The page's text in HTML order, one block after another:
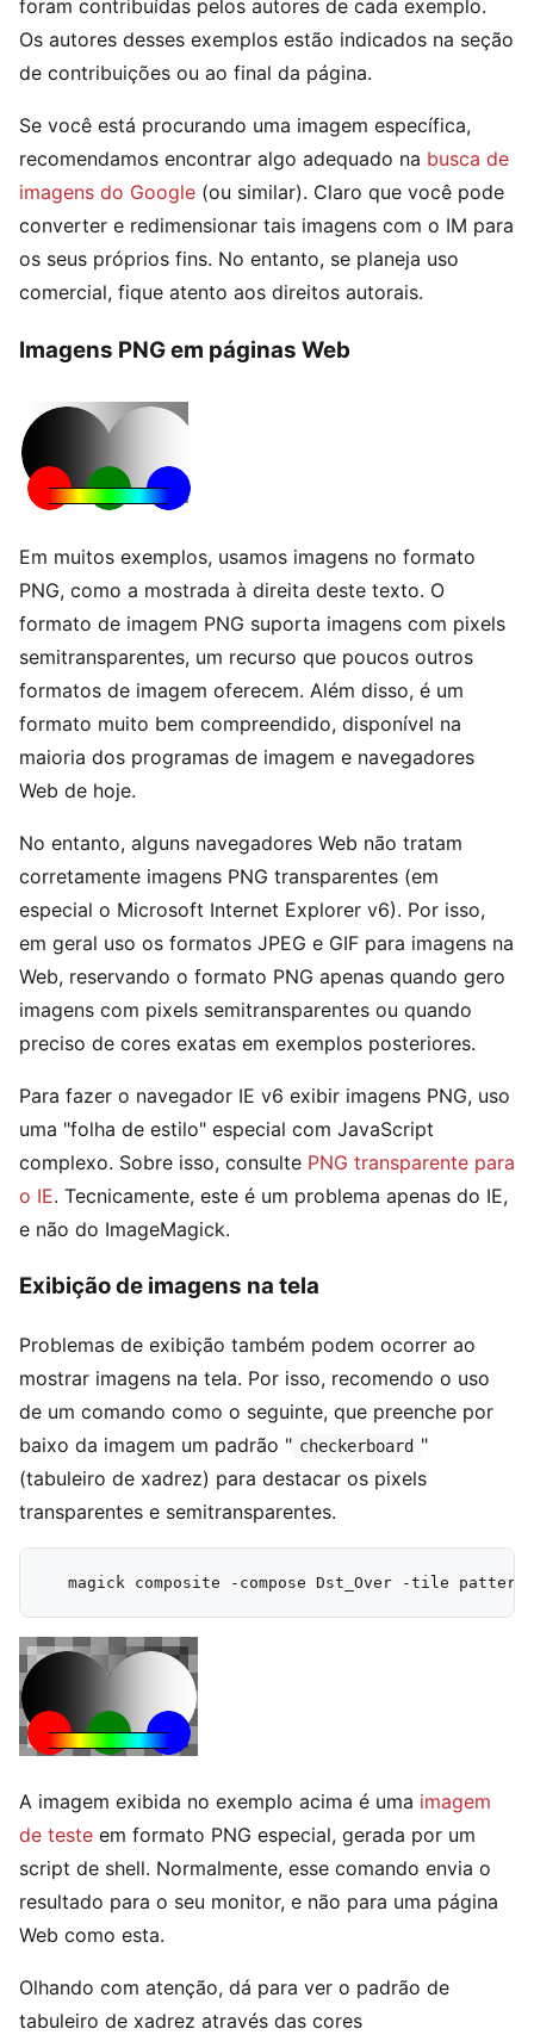
foram contribuídas pelos autores de cada exemplo.
Os autores desses exemplos estão indicados na seção
de contribuições ou ao final da página.
Se você está procurando uma imagem específica,
recomendamos encontrar algo adequado na busca de
imagens do Google (ou similar). Claro que você pode
converter e redimensionar tais imagens com o IM para
os seus próprios fins. No entanto, se planeja uso
comercial, fique atento aos direitos autorais.
Imagens PNG em páginas Web
Em muitos exemplos, usamos imagens no formato
PNG, como a mostrada à direita deste texto. O
formato de imagem PNG suporta imagens com pixels
semitransparentes, um recurso que poucos outros
formatos de imagem oferecem. Além disso, é um
formato muito bem compreendido, disponível na
maioria dos programas de imagem e navegadores
Web de hoje.
No entanto, alguns navegadores Web não tratam
corretamente imagens PNG transparentes (em
especial o Microsoft Internet Explorer v6). Por isso,
em geral uso os formatos JPEG e GIF para imagens na
Web, reservando o formato PNG apenas quando gero
imagens com pixels semitransparentes ou quando
preciso de cores exatas em exemplos posteriores.
Para fazer o navegador IE v6 exibir imagens PNG, uso
uma "folha de estilo" especial com JavaScript
complexo. Sobre isso, consulte PNG transparente para
o IE. Tecnicamente, este é um problema apenas do IE,
e não do ImageMagick.
Exibição de imagens na tela
Problemas de exibição também podem ocorrer ao
mostrar imagens na tela. Por isso, recomendo o uso
de um comando como o seguinte, que preenche por
baixo da imagem um padrão " checkerboard "
(tabuleiro de xadrez) para destacar os pixels
transparentes e semitransparentes.
A imagem exibida no exemplo acima é uma imagem
de teste em formato PNG especial, gerada por um
script de shell. Normalmente, esse comando envia o
resultado para o seu monitor, e não para uma página
Web como esta.
Olhando com atenção, dá para ver o padrão de
tabuleiro de xadrez através das cores